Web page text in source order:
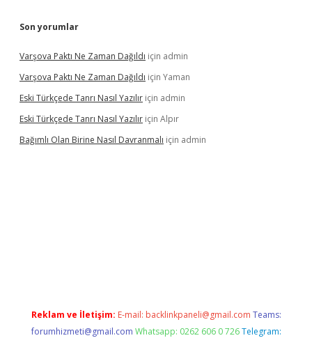
Son yorumlar
Varşova Paktı Ne Zaman Dağıldı için admin
Varşova Paktı Ne Zaman Dağıldı için Yaman
Eski Türkçede Tanrı Nasıl Yazılır için admin
Eski Türkçede Tanrı Nasıl Yazılır için Alpır
Bağımlı Olan Birine Nasıl Davranmalı için admin
Reklam ve İletişim: E-mail: backlinkpaneli@gmail.com Teams:
forumhizmeti@gmail.com Whatsapp: 0262 606 0 726 Telegram: